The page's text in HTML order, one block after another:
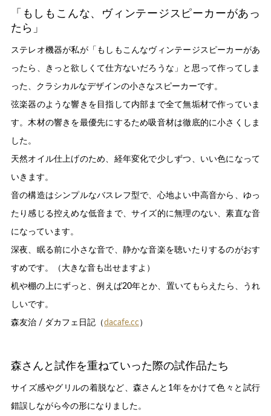
「もしもこんな、ヴィンテージスピーカーがあっ
たら」
ステレオ機器が私が「もしもこんなヴィンテージスピーカーがあ
ったら、きっと欲しくて仕方ないだろうな」と思って作ってしま
った、クラシカルなデザインの小さなスピーカーです。
弦楽器のような響きを目指して内部まで全て無垢材で作っていま
す。木材の響きを最優先にするため吸音材は徹底的に小さくしま
した。
天然オイル仕上げのため、経年変化で少しずつ、いい色になって
いきます。
音の構造はシンプルなバスレフ型で、心地よい中高音から、ゆっ
たり感じる控えめな低音まで、サイズ的に無理のない、素直な音
になっています。
深夜、眠る前に小さな音で、静かな音楽を聴いたりするのがおす
すめです。（大きな音も出せますよ）
机や棚の上にずっと、例えば20年とか、置いてもらえたら、うれ
しいです。
森友治 / ダカフェ日記（dacafe.cc ）
森さんと試作を重ねていった際の試作品たち
サイズ感やグリルの着脱など、森さんと1年をかけて色々と試行
錯誤しながら今の形になりました。